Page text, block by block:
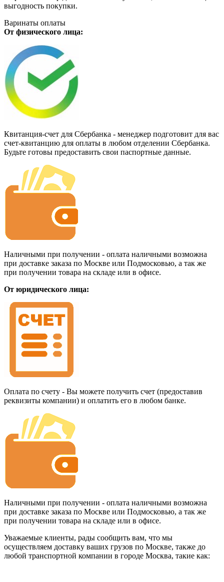
выгодность покупки.
Варинаты оплаты
От физического лица:
Квитанция-счет для Сбербанка - менеджер подготовит для вас
счет-квитанцию для оплаты в любом отделении Сбербанка.
Будьте готовы предоставить свои паспортные данные.
Наличными при получении - оплата наличными возможна
при доставке заказа по Москве или Подмосковью, а так же
при получении товара на складе или в офисе.
От юридического лица:
Оплата по счету - Вы можете получить счет (предоставив
реквизиты компании) и оплатить его в любом банке.
Наличными при получении - оплата наличными возможна
при доставке заказа по Москве или Подмосковью, а так же
при получении товара на складе или в офисе.
Уважаемые клиенты, рады сообщить вам, что мы
осуществляем доставку ваших грузов по Москве, также до
любой транспортной компании в городе Москва, такие как: